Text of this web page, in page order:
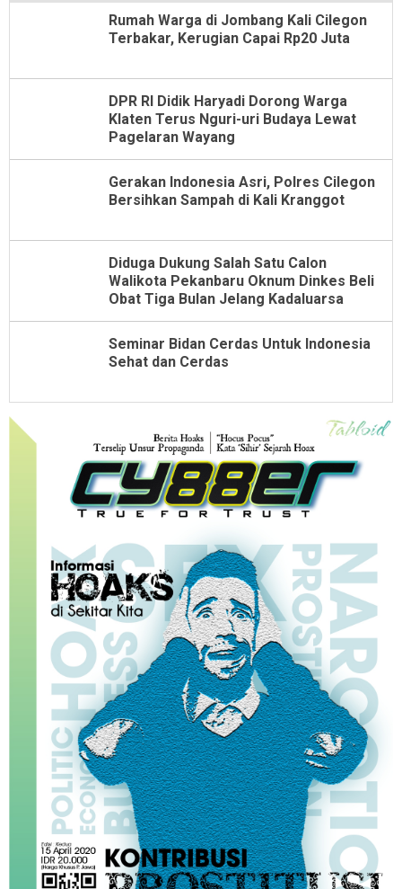
Rumah Warga di Jombang Kali Cilegon
Terbakar, Kerugian Capai Rp20 Juta
DPR RI Didik Haryadi Dorong Warga
Klaten Terus Nguri-uri Budaya Lewat
Pagelaran Wayang
Gerakan Indonesia Asri, Polres Cilegon
Bersihkan Sampah di Kali Kranggot
Diduga Dukung Salah Satu Calon
Walikota Pekanbaru Oknum Dinkes Beli
Obat Tiga Bulan Jelang Kadaluarsa
Seminar Bidan Cerdas Untuk Indonesia
Sehat dan Cerdas